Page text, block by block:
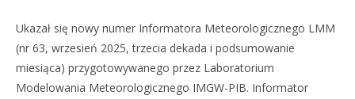
Ukazał się nowy numer Informatora Meteorologicznego LMM
(nr 63, wrzesień 2025, trzecia dekada i podsumowanie
miesiąca) przygotowywanego przez Laboratorium
Modelowania Meteorologicznego IMGW-PIB. Informator